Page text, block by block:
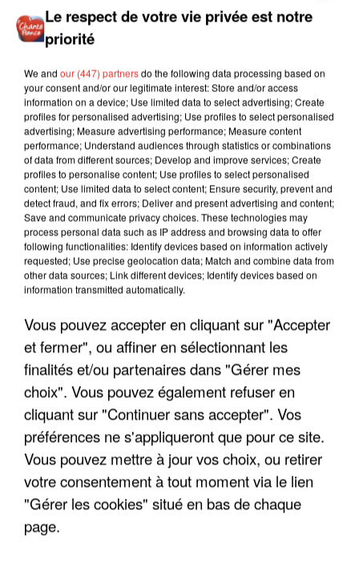
Le respect de votre vie privée est notre
priorité
We and our (447) partnersdo the following data processing based on
your consent and/or our legitimate interest: Store and/or access
information on a device; Use limited data to select advertising; Create
profiles for personalised advertising; Use profiles to select personalised
advertising; Measure advertising performance; Measure content
performance; Understand audiences through statistics or combinations
of data from different sources; Develop and improve services; Create
profiles to personalise content; Use profiles to select personalised
content; Use limited data to select content; Ensure security, prevent and
detect fraud, and fix errors; Deliver and present advertising and content;
Save and communicate privacy choices. These technologies may
process personal data such as IP address and browsing data to offer
following functionalities: Identify devices based on information actively
requested; Use precise geolocation data; Match and combine data from
other data sources; Link different devices; Identify devices based on
information transmitted automatically.
Vous pouvez accepter en cliquant sur "Accepter
et fermer", ou affiner en sélectionnant les
finalités et/ou partenaires dans "Gérer mes
choix". Vous pouvez également refuser en
cliquant sur "Continuer sans accepter". Vos
préférences ne s'appliqueront que pour ce site.
Vous pouvez mettre à jour vos choix, ou retirer
votre consentement à tout moment via le lien
"Gérer les cookies" situé en bas de chaque
page.